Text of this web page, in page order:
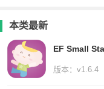
本类最新
EF Small
版本：v1.6.4